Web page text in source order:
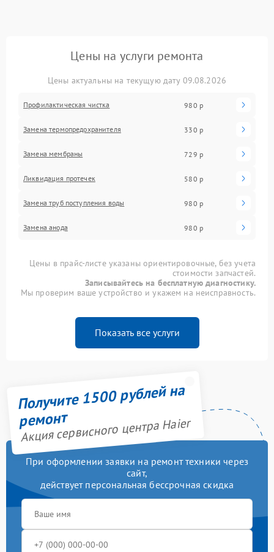
Цены на услуги ремонта
Цены актуальны на текущую дату 09.08.2026
Профилактическая чистка 980 р
Замена термопредохранителя 330 р
Замена мембраны 729 р
Ликвидация протечек 580 р
Замена труб поступления воды 980 р
Замена анода 980 р
Цены в прайс-листе указаны ориентировочные, без учета
стоимости запчастей.
Записывайтесь на бесплатную диагностику.
Мы проверим ваше устройство и укажем на неисправность.
Показать все услуги
Получите 1500 рублей на
ремонт
Акция сервисного центра Haier
При оформлении заявки на ремонт техники через
сайт,
действует персональная бессрочная скидка